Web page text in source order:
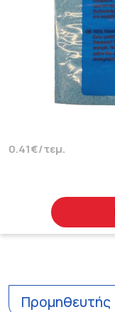
0.41€/τεμ.
Προμηθευτής